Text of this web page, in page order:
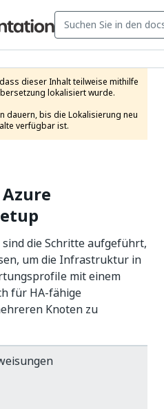
dieser Inhalt teilweise mithilfe
lokalisiert wurde.
dauern, bis die Lokalisierung neu
verfügbar ist.
die Schritte aufgeführt,
um die Infrastruktur in
mit einem
für HA-fähige
Knoten zu